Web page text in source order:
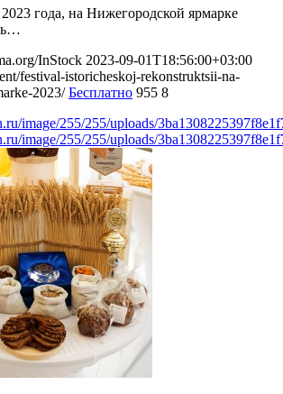
года, на Нижегородской ярмарке
InStock 2023-09-01T18:56:00+03:00
festival-istoricheskoj-rekonstruktsii-na-
2023/ Бесплатно 955 8
image/255/255/uploads/
image/255/255/uploads/